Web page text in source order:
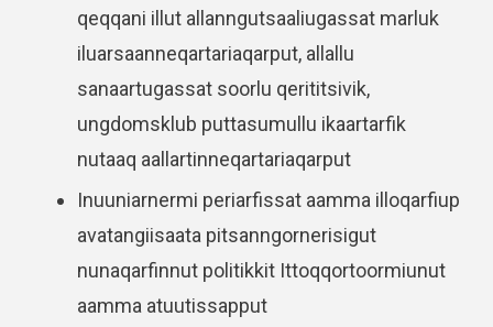
qeqqani illut allanngutsaaliugassat marluk
iluarsaanneqartariaqarput, allallu
sanaartugassat soorlu qerititsivik,
ungdomsklub puttasumullu ikaartarfik
nutaaq aallartinneqartariaqarput
Inuuniarnermi periarfissat aamma illoqarfiup
avatangiisaata pitsanngornerisigut
nunaqarfinnut politikkit Ittoqqortoormiunut
aamma atuutissapput